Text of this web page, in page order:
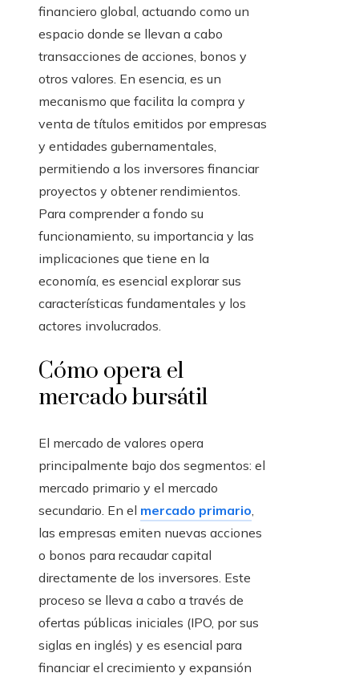
financiero global, actuando como un
espacio donde se llevan a cabo
transacciones de acciones, bonos y
otros valores. En esencia, es un
mecanismo que facilita la compra y
venta de títulos emitidos por empresas
y entidades gubernamentales,
permitiendo a los inversores financiar
proyectos y obtener rendimientos.
Para comprender a fondo su
funcionamiento, su importancia y las
implicaciones que tiene en la
economía, es esencial explorar sus
características fundamentales y los
actores involucrados.
Cómo opera el
mercado bursátil
El mercado de valores opera
principalmente bajo dos segmentos: el
mercado primario y el mercado
secundario. En el mercado primario,
las empresas emiten nuevas acciones
o bonos para recaudar capital
directamente de los inversores. Este
proceso se lleva a cabo a través de
ofertas públicas iniciales (IPO, por sus
siglas en inglés) y es esencial para
financiar el crecimiento y expansión